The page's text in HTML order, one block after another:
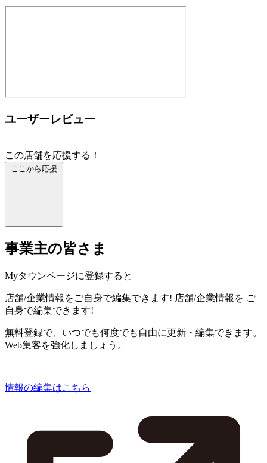
ユーザーレビュー
この店舗を応援する！
ここから応援
事業主の皆さま
Myタウンページに登録すると
店舗/企業情報をご自身で編集できます! 店舗/企業情報を ご
自身で編集できます!
無料登録で、いつでも何度でも自由に更新・編集できます。
Web集客を強化しましょう。
情報の編集はこちら